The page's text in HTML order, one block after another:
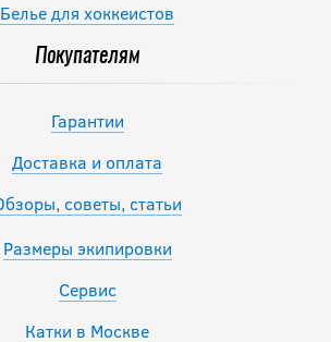
Белье для хоккеистов
Покупателям
Гарантии
Доставка и оплата
советы, статьи
Размеры экипировки
Сервис
Катки в Москве